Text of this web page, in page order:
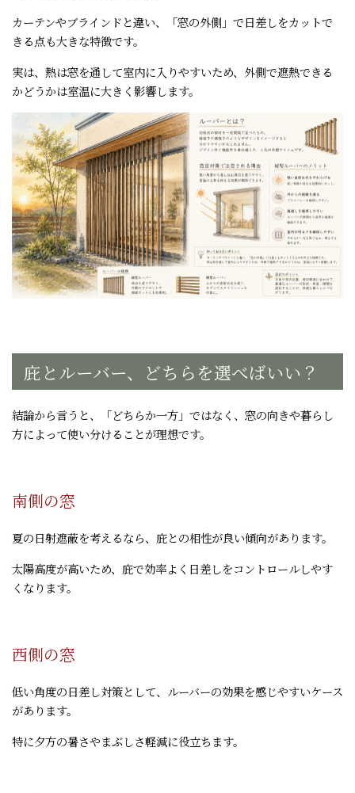
カーテンやブラインドと違い、「窓の外側」で日差しをカットで
きる点も大きな特徴です。
実は、熱は窓を通して室内に入りやすいため、外側で遮熱できる
かどうかは室温に大きく影響します。
庇とルーバー、どちらを選べばいい？
結論から言うと、「どちらか一方」ではなく、窓の向きや暮らし
方によって使い分けることが理想です。
南側の窓
夏の日射遮蔽を考えるなら、庇との相性が良い傾向があります。
太陽高度が高いため、庇で効率よく日差しをコントロールしやす
くなります。
西側の窓
低い角度の日差し対策として、ルーバーの効果を感じやすいケース
があります。
特に夕方の暑さやまぶしさ軽減に役立ちます。